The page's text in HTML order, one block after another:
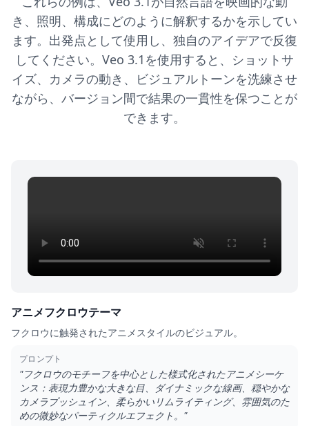
き、照明、構成にどのように解釈するかを示してい
ます。出発点として使用し、独自のアイデアで反復
してください。Veo 3.1を使用すると、ショットサ
イズ、カメラの動き、ビジュアルトーンを洗練させ
ながら、バージョン間で結果の一貫性を保つことが
できます。
アニメフクロウテーマ
フクロウに触発されたアニメスタイルのビジュアル。
プロンプト
"フクロウのモチーフを中心とした様式化されたアニメシーケ
ンス：表現力豊かな大きな目、ダイナミックな線画、穏やかな
カメラプッシュイン、柔らかいリムライティング、雰囲気のた
めの微妙なパーティクルエフェクト。 "